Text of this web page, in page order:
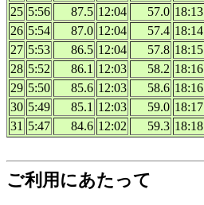
25 5:56 87.5 12:04 57.0 18:13
26 5:54 87.0 12:04 57.4 18:14
27 5:53 86.5 12:04 57.8 18:15
28 5:52 86.1 12:03 58.2 18:16
29 5:50 85.6 12:03 58.6 18:16
30 5:49 85.1 12:03 59.0 18:17
31 5:47 84.6 12:02 59.3 18:18
ご利用にあたって